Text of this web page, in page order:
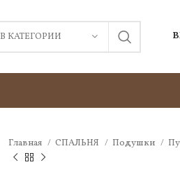
В КАТЕГОРИИ
Главная СПАЛЬНЯ Подушки